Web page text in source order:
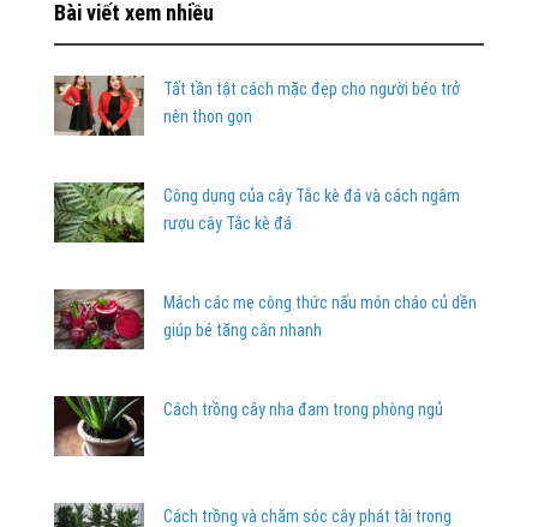
Bài viết xem nhiều
Tất tần tật cách mặc đẹp cho người béo trở
nên thon gọn
Công dụng của cây Tắc kè đá và cách ngâm
rượu cây Tắc kè đá
Mách các mẹ công thức nấu món cháo củ dền
giúp bé tăng cân nhanh
Cách trồng cây nha đam trong phòng ngủ
Cách trồng và chăm sóc cây phát tài trong